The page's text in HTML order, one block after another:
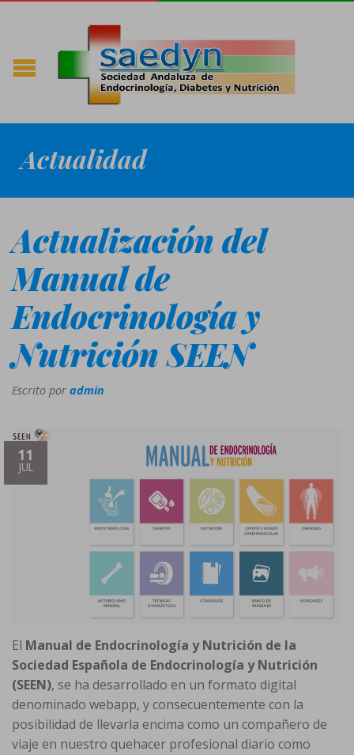
Actualidad
Actualización del
Manual de
Endocrinología y
Nutrición SEEN
Escrito por admin
11
JUL
El Manual de Endocrinología y Nutrición de la
Sociedad Española de Endocrinología y Nutrición
(SEEN), se ha desarrollado en un formato digital
denominado webapp, y consecuentemente con la
posibilidad de llevarla encima como un compañero de
viaje en nuestro quehacer profesional diario como